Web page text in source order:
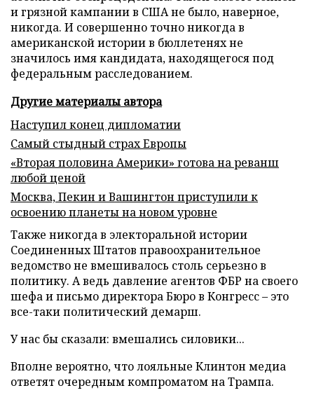
и грязной кампании в США не было, наверное,
никогда. И совершенно точно никогда в
американской истории в бюллетенях не
значилось имя кандидата, находящегося под
федеральным расследованием.
Другие материалы автора
Наступил конец дипломатии
Самый стыдный страх Европы
«Вторая половина Америки» готова на реванш
любой ценой
Москва, Пекин и Вашингтон приступили к
освоению планеты на новом уровне
Также никогда в электоральной истории
Соединенных Штатов правоохранительное
ведомство не вмешивалось столь серьезно в
политику. А ведь давление агентов ФБР на своего
шефа и письмо директора Бюро в Конгресс – это
все-таки политический демарш.
У нас бы сказали: вмешались силовики...
Вполне вероятно, что лояльные Клинтон медиа
ответят очередным компроматом на Трампа.